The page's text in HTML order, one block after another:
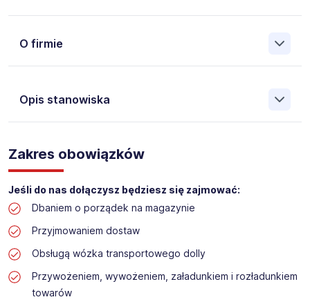
O firmie
Opis stanowiska
Pośrednictwa Pracy i Doradztwa Personalnego Work &
Profit jest obecnie jedną z największych niezależnych
polskich agencji zatrudnienia. W ciągu wielu lat naszej
działalności daliśmy pracę przeszło 50 000 pracowników
w całym kraju. Skutecznie znajdujemy pracowników dla
największych firm, jak również małych rodzinnych
przedsiębiorstw w Polsce. Agencja jest wpisana pod nr
stanowisko:
WYKŁADANIE TOWARU w sklepie kosmetycznym
Zakres obowiązków
Jeśli do nas dołączysz będziesz się zajmować:
Dbaniem o porządek na magazynie
Przyjmowaniem dostaw
Obsługą wózka transportowego dolly
Przywożeniem, wywożeniem, załadunkiem i rozładunkiem
towarów